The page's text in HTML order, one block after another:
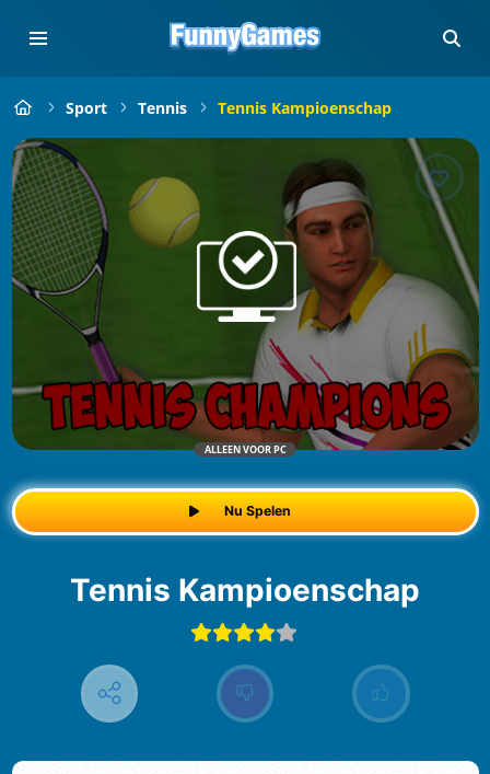
Sport Tennis Tennis Kampioenschap
ALLEEN VOOR PC
Nu Spelen
Tennis Kampioenschap